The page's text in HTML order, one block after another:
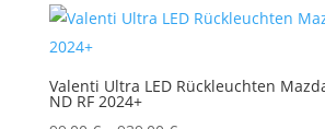
werden
Valenti Ultra LED Rückleuchten
ND RF 2024+